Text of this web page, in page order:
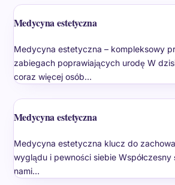
Medycyna estetyczna
Medycyna estetyczna – kompleksowy
zabiegach poprawiających urodę W
coraz więcej osób…
Medycyna estetyczna
Medycyna estetyczna klucz do
wyglądu i pewności siebie
nami…